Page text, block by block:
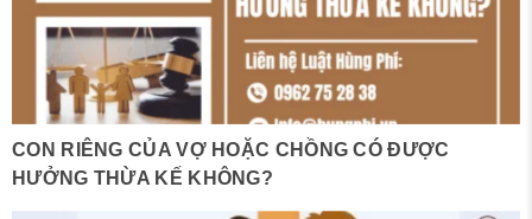
CON RIÊNG CỦA VỢ HOẶC CHỒNG CÓ ĐƯỢC
HƯỞNG THỪA KẾ KHÔNG?